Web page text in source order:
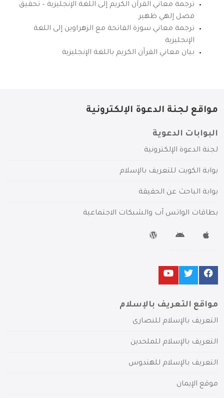
ترجمة معاني القرآن الكريم إلى اللغة الإنجليزية – تحقيق
فضل إلهي ظهير
ترجمة معاني سورة الفاتحة مع الزهراوين إلى اللغة
الإنجليزية
بيان معاني القرآن الكريم باللغة الإنجليزية
مواقع لجنة الدعوة الإلكترونية
البوابات الدعوية
لجنة الدعوة الإلكترونية
بوابة الكويت للتعريف بالإسلام
بوابة الباحث عن الحقيقة
بطاقات الواتس آب والشبكات الاجتماعية
مواقع التعريف بالإسلام
التعريف بالإسلام للنصارى
التعريف بالإسلام للملحدين
التعريف بالإسلام للهندوس
موقع الإيمان